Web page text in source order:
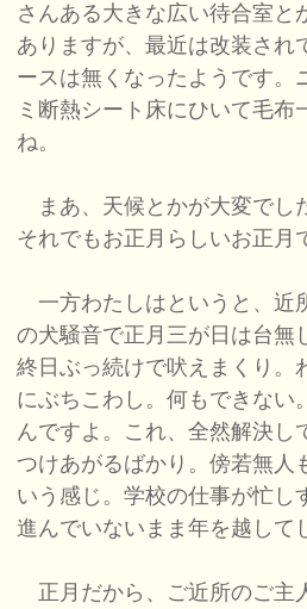
さんある大きな広い待合室と
ありますが、最近は改装され
ースは無くなったようです。
ミ断熱シート床にひいて毛布
ね。
まあ、天候とかが大変でし
それでもお正月らしいお正月
一方わたしはというと、近
の犬騒音で正月三が日は台無
終日ぶっ続けで吠えまくり。
にぶちこわし。何もできない
んですよ。これ、全然解決し
つけあがるばかり。傍若無人
いう感じ。学校の仕事が忙し
進んでいないまま年を越して
正月だから、ご近所のご主